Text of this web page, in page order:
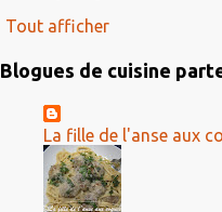
Tout afficher
Blogues de cuisine
La fille de l'anse aux